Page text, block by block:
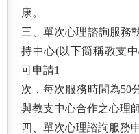
康。
三、單次心理諮詢服務
持中心(以下簡稱教支
可申請1
次，每次服務時間為50
與教支中心合作之心理
四、單次心理諮詢服務